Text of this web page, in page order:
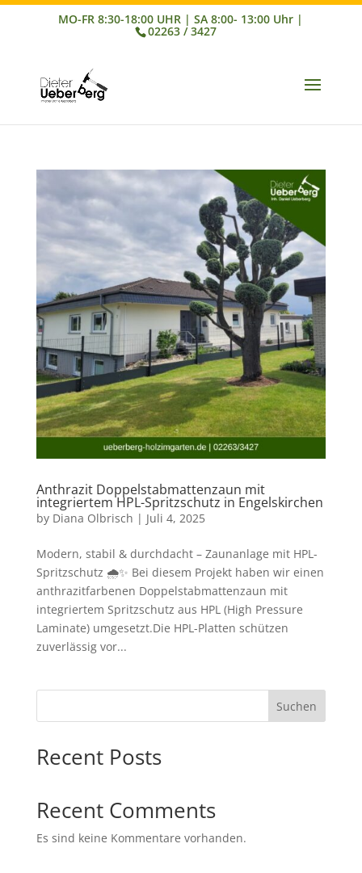
02263 / 3427
Anthrazit Doppelstabmattenzaun mit
integriertem HPL-Spritzschutz in Engelskirchen
by Diana Olbrisch | Juli 4, 2025
Modern, stabil & durchdacht – Zaunanlage mit HPL-
Spritzschutz 🌧️✨ Bei diesem Projekt haben wir einen
anthrazitfarbenen Doppelstabmattenzaun mit
integriertem Spritzschutz aus HPL (High Pressure
Laminate) umgesetzt.Die HPL-Platten schützen
zuverlässig vor...
Suchen
Recent Posts
Recent Comments
Es sind keine Kommentare vorhanden.